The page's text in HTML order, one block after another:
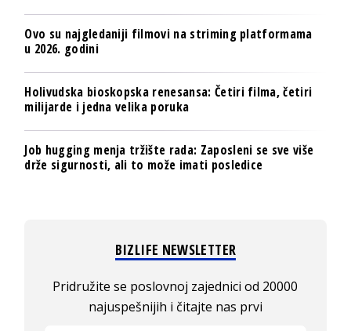
Ovo su najgledaniji filmovi na striming platformama
u 2026. godini
Holivudska bioskopska renesansa: Četiri filma, četiri
milijarde i jedna velika poruka
Job hugging menja tržište rada: Zaposleni se sve više
drže sigurnosti, ali to može imati posledice
BIZLIFE NEWSLETTER
Pridružite se poslovnoj zajednici od 20000
najuspešnijih i čitajte nas prvi